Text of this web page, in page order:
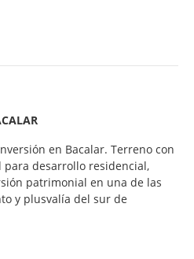
en Bacalar. Terreno con
para desarrollo residencial,
patrimonial en una de las
y plusvalía del sur de